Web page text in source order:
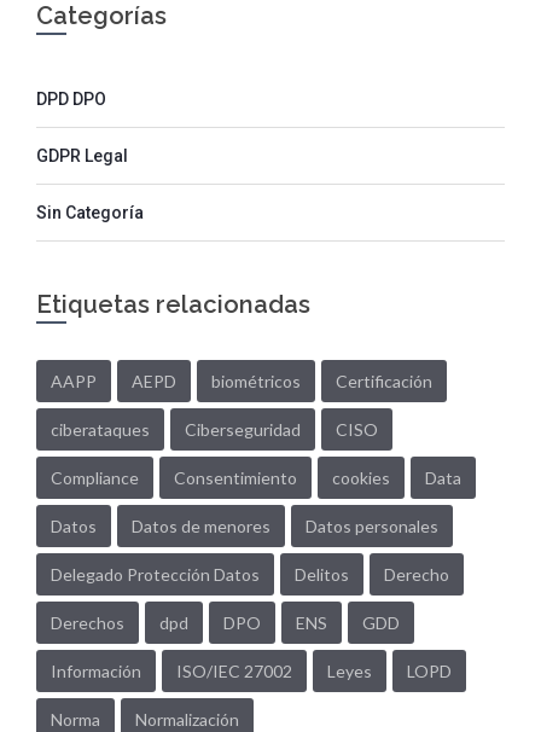
Categorías
DPD DPO
GDPR Legal
Sin Categoría
Etiquetas relacionadas
AAPP AEPD biométricos Certificación
ciberataques Ciberseguridad CISO
Compliance Consentimiento cookies Data
Datos Datos de menores Datos personales
Delegado Protección Datos Delitos Derecho
Derechos dpd DPO ENS GDD
Información ISO/IEC 27002 Leyes LOPD
Norma Normalización